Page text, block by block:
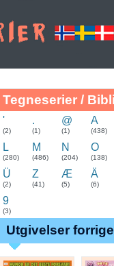
Tegneserier /
'
(2)
.
(1)
@
(1)
A
(438)
L
(280)
M
(486)
N
(204)
O
(138)
Ü
(2)
Z
(41)
Æ
(5)
Ä
(6)
9
(3)
Utgivelser